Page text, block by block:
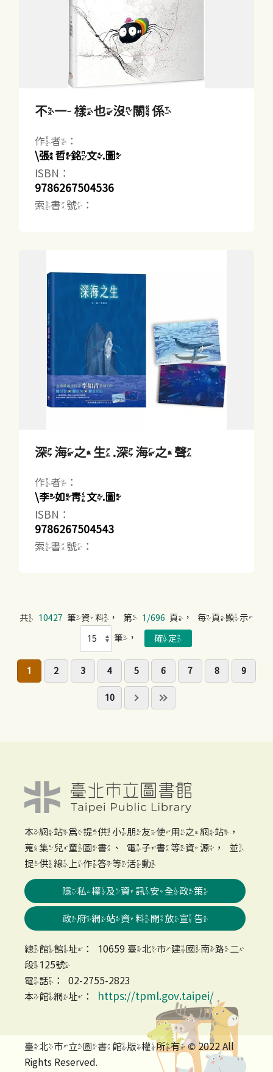
不一樣也沒關係
作者：
\張哲銘文.圖
ISBN：
9786267504536
索書號：
深海之生.深海之聲
作者：
\李如青文.圖
ISBN：
9786267504543
索書號：
共 10427 筆資料，第 1/696 頁，每頁顯示
筆，
1 2 3 4 5 6 7 8 9
10
本網站為提供小朋友使用之網站，
蒐集兒童圖書、電子書等資源，並
提供線上作答等活動
隱私權及資訊安全政策
政府網站資料開放宣告
總館館址：10659 臺北市建國南路二
段125號
電話：02-2755-2823
本館網址：
https://tpml.gov.taipei/
臺北市立圖書館版權所有 © 2022 All
Rights Reserved.